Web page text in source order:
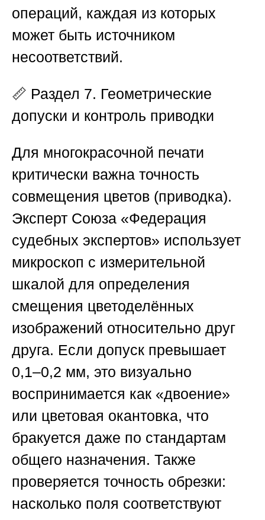
операций, каждая из которых
может быть источником
несоответствий.
📏 Раздел 7. Геометрические
допуски и контроль приводки
Для многокрасочной печати
критически важна точность
совмещения цветов (приводка).
Эксперт Союза «Федерация
судебных экспертов» использует
микроскоп с измерительной
шкалой для определения
смещения цветоделённых
изображений относительно друг
друга. Если допуск превышает
0,1–0,2 мм, это визуально
воспринимается как «двоение»
или цветовая окантовка, что
бракуется даже по стандартам
общего назначения. Также
проверяется точность обрезки:
насколько поля соответствуют